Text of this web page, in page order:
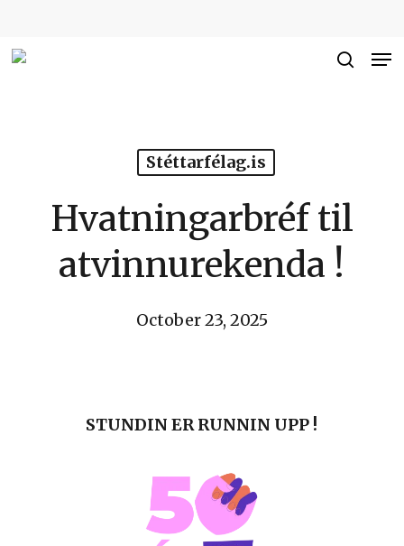
Stéttarfélag.is
Hvatningarbréf til
atvinnurekenda !
October 23, 2025
STUNDIN ER RUNNIN UPP !
Close